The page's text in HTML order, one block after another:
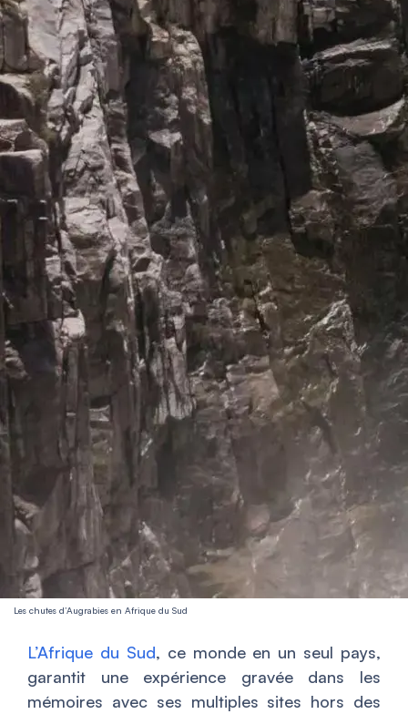
Les chutes d’Augrabies en Afrique du Sud
L’Afrique du Sud, ce monde en un seul pays,
garantit une expérience gravée dans les
mémoires avec ses multiples sites hors des